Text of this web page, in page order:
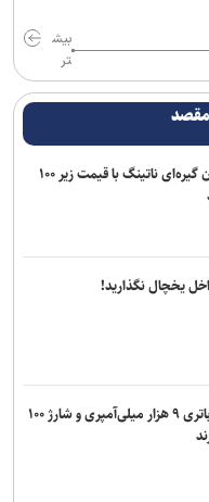
بیش
تر
مقصد
نخستین هدفون گیره‌ای ناتینگ با قیمت زیر ۱۰۰
یخچال نگذارید!
آیکو نئو ۱۱S با باتری ۹ هزار میلی‌آمپری و شارژ ۱۰۰